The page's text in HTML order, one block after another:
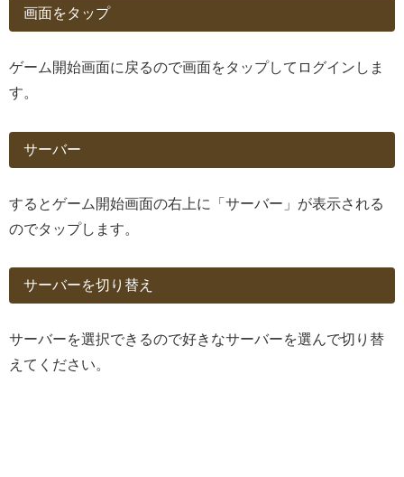
画面をタップ
ゲーム開始画面に戻るので画面をタップしてログインしま
す。
サーバー
するとゲーム開始画面の右上に「サーバー」が表示される
のでタップします。
サーバーを切り替え
サーバーを選択できるので好きなサーバーを選んで切り替
えてください。